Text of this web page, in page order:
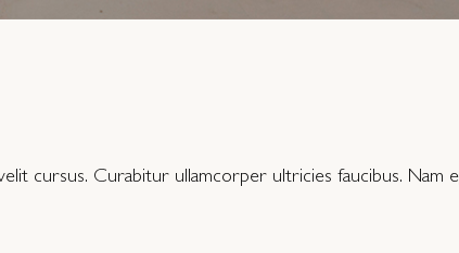
cursus. Curabitur ullamcorper ultricies faucibus. Nam